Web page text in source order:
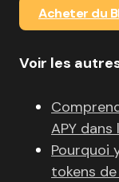
Acheter du
Voir les
APY
Pourquoi
tokens